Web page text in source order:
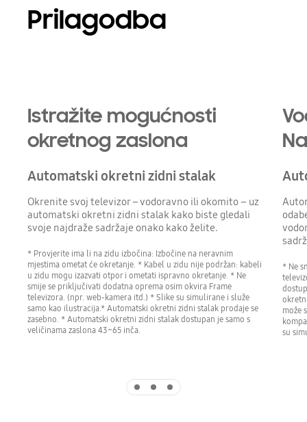
Prilagodba
Istražite mogućnosti
okretnog zaslona
Automatski okretni zidni stalak
Okrenite svoj televizor – vodoravno ili okomito – uz
automatski okretni zidni stalak kako biste gledali
svoje najdraže sadržaje onako kako želite.
* Provjerite ima li na zidu izbočina: Izbočine na neravnim
mjestima ometat će okretanje. * Kabel u zidu nije podržan: kabeli
u zidu mogu izazvati otpor i ometati ispravno okretanje. * Ne
smije se priključivati dodatna oprema osim okvira Frame
televizora. (npr. web-kamera itd.) * Slike su simulirane i služe
samo kao ilustracija.* Automatski okretni zidni stalak prodaje se
zasebno. * Automatski okretni zidni stalak dostupan je samo s
veličinama zaslona 43~65 inča.
* Ne
može
su